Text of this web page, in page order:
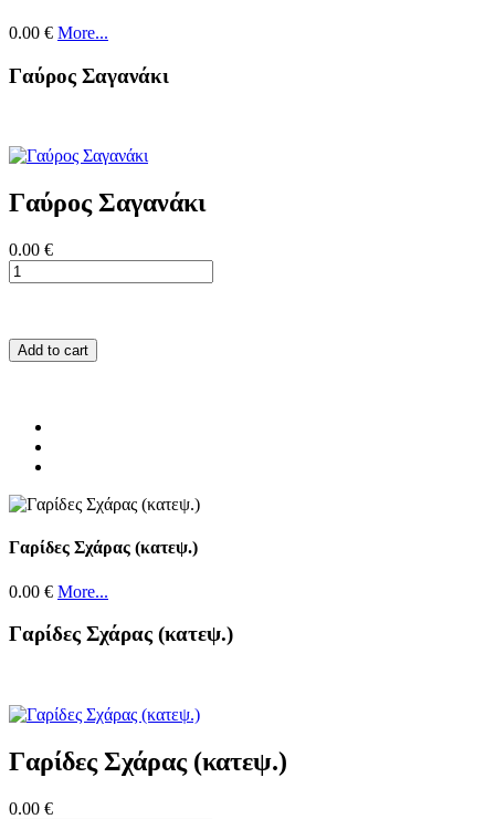
0.00 € More...
Γαύρος Σαγανάκι
Γαύρος Σαγανάκι
0.00 €
Add to cart
Γαρίδες Σχάρας (κατεψ.)
0.00 € More...
Γαρίδες Σχάρας (κατεψ.)
Γαρίδες Σχάρας (κατεψ.)
0.00 €